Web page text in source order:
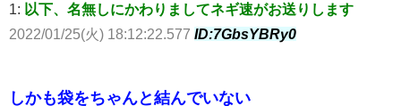
1: 以下、名無しにかわりましてネギ速がお送りします
2022/01/25(火) 18:12:22.577 ID:7GbsYBRy0
しかも袋をちゃんと結んでいない